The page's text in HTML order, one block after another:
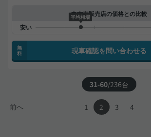
中古車販売店の価格との比較
平均相場
無
料
現車確認を問い合わせる
31-60/236台
前へ 1 2 3 4